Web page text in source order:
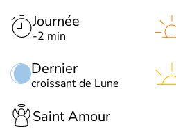
Journée
-2 min
Dernier
croissant de Lune
Saint Amour